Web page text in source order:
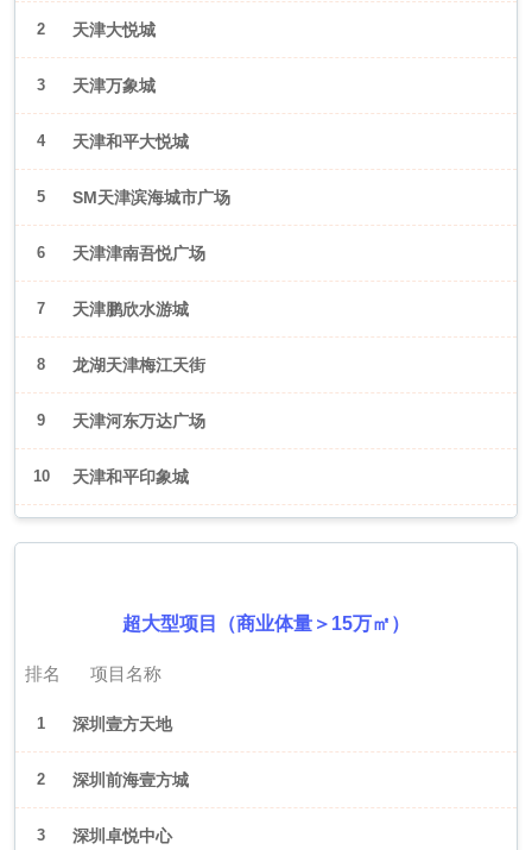
2 天津大悦城
3 天津万象城
4 天津和平大悦城
5 SM天津滨海城市广场
6 天津津南吾悦广场
7 天津鹏欣水游城
8 龙湖天津梅江天街
9 天津河东万达广场
10 天津和平印象城
超大型项目（商业体量＞15万㎡）
排名 项目名称
1 深圳壹方天地
2 深圳前海壹方城
3 深圳卓悦中心